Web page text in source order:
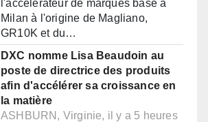
l'accélérateur de marques basé à
Milan à l'origine de Magliano,
GR10K et du…
DXC nomme Lisa Beaudoin au
poste de directrice des produits
afin d'accélérer sa croissance en
la matière
ASHBURN, Virginie, il y a 5 heures